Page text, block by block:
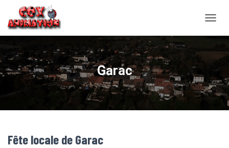
Garac
Fête locale de Garac